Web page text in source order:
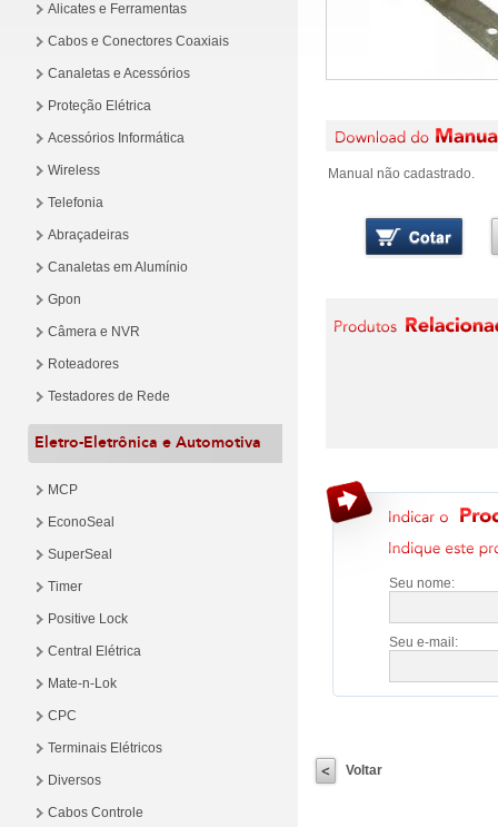
Alicates e Ferramentas
Cabos e Conectores Coaxiais
Canaletas e Acessórios
Proteção Elétrica
Acessórios Informática
Wireless
Telefonia
Abraçadeiras
Canaletas em Alumínio
Gpon
Câmera e NVR
Roteadores
Testadores de Rede
Eletro-Eletrônica e Automotiva
MCP
EconoSeal
SuperSeal
Timer
Positive Lock
Central Elétrica
Mate-n-Lok
CPC
Terminais Elétricos
Diversos
Cabos Controle
Manual não cadastrado.
Seu nome:
Seu e-mail:
Voltar